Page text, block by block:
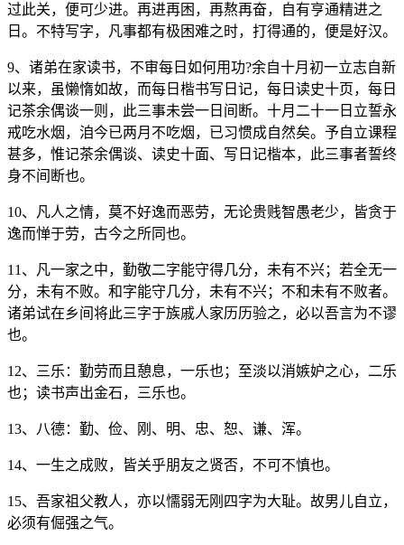
过此关，便可少进。再进再困，再熬再奋，自有亨通精进之
日。不特写字，凡事都有极困难之时，打得通的，便是好汉。
9、诸弟在家读书，不审每日如何用功?余自十月初一立志自新
以来，虽懒惰如故，而每日楷书写日记，每日读史十页，每日
记茶余偶谈一则，此三事未尝一日间断。十月二十一日立誓永
戒吃水烟，洎今已两月不吃烟，已习惯成自然矣。予自立课程
甚多，惟记茶余偶谈、读史十面、写日记楷本，此三事者誓终
身不间断也。
10、凡人之情，莫不好逸而恶劳，无论贵贱智愚老少，皆贪于
逸而惮于劳，古今之所同也。
11、凡一家之中，勤敬二字能守得几分，未有不兴；若全无一
分，未有不败。和字能守几分，未有不兴；不和未有不败者。
诸弟试在乡间将此三字于族戚人家历历验之，必以吾言为不谬
也。
12、三乐：勤劳而且憩息，一乐也；至淡以消嫉妒之心，二乐
也；读书声出金石，三乐也。
13、八德：勤、俭、刚、明、忠、恕、谦、浑。
14、一生之成败，皆关乎朋友之贤否，不可不慎也。
15、吾家祖父教人，亦以懦弱无刚四字为大耻。故男儿自立，
必须有倔强之气。